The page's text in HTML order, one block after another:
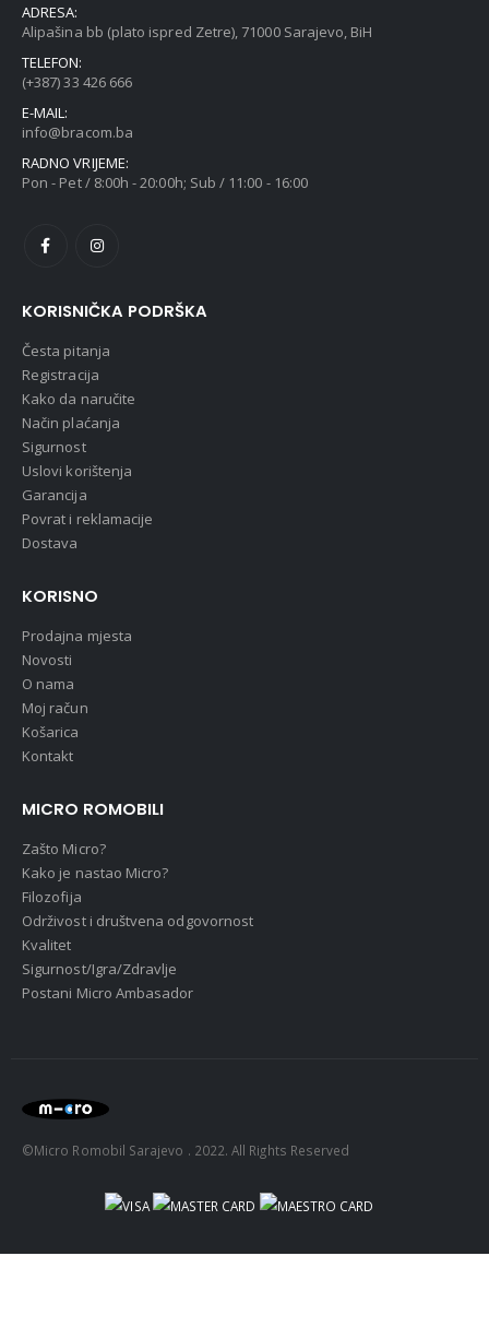
ADRESA:
Alipašina bb (plato ispred Zetre), 71000 Sarajevo, BiH
TELEFON:
(+387) 33 426 666
E-MAIL:
info@bracom.ba
RADNO VRIJEME:
Pon - Pet / 8:00h - 20:00h; Sub / 11:00 - 16:00
KORISNIČKA PODRŠKA
Česta pitanja
Registracija
Kako da naručite
Način plaćanja
Sigurnost
Uslovi korištenja
Garancija
Povrat i reklamacije
Dostava
KORISNO
Prodajna mjesta
Novosti
O nama
Moj račun
Košarica
Kontakt
MICRO ROMOBILI
Zašto Micro?
Kako je nastao Micro?
Filozofija
Održivost i društvena odgovornost
Kvalitet
Sigurnost/Igra/Zdravlje
Postani Micro Ambasador
©Micro Romobil Sarajevo . 2022. All Rights Reserved